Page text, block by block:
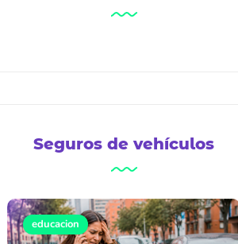
Seguros de vehículos
educacion